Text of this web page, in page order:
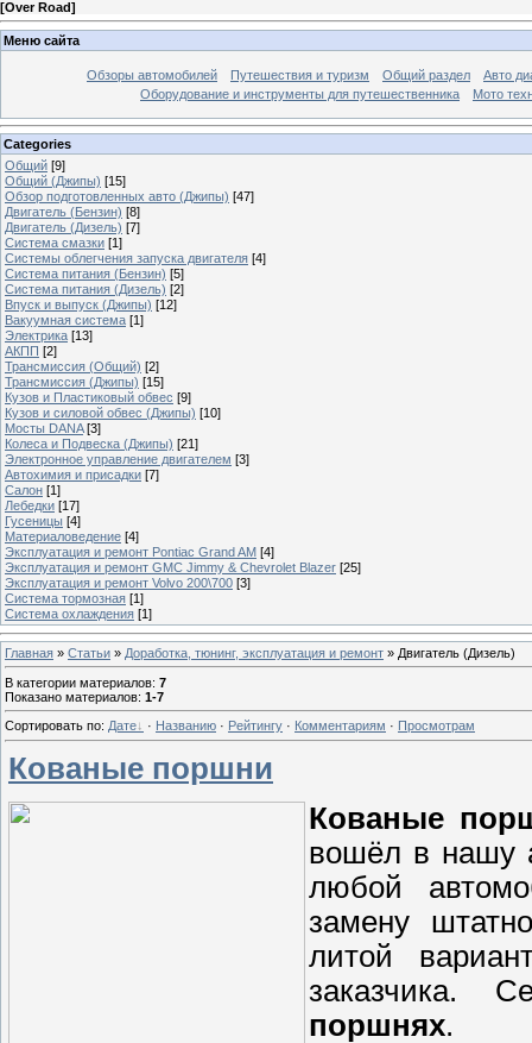
[Over Road]
Меню сайта
Обзоры автомобилей Путешествия и туризм Общий раздел
Авто
Оборудование и инструменты для путешественника
Мото
Categories
Общий [9]
Общий (Джипы) [15]
Обзор подготовленных авто (Джипы) [47]
Двигатель (Бензин) [8]
Двигатель (Дизель) [7]
Система смазки [1]
Системы облегчения запуска двигателя [4]
Система питания (Бензин) [5]
Система питания (Дизель) [2]
Впуск и выпуск (Джипы) [12]
Вакуумная система [1]
Электрика [13]
АКПП [2]
Трансмиссия (Общий) [2]
Трансмиссия (Джипы) [15]
Кузов и Пластиковый обвес [9]
Кузов и силовой обвес (Джипы) [10]
Мосты DANA [3]
Колеса и Подвеска (Джипы) [21]
Электронное управление двигателем [3]
Автохимия и присадки [7]
Салон [1]
Лебедки [17]
Гусеницы [4]
Материаловедение [4]
Эксплуатация и ремонт Pontiac Grand AM [4]
Эксплуатация и ремонт GMC Jimmy & Chevrolet Blazer [25]
Эксплуатация и ремонт Volvo 200\700 [3]
Система тормозная [1]
Система охлаждения [1]
Главная » Статьи » Доработка, тюнинг, эксплуатация и ремонт » Двигатель (Дизель)
В категории материалов: 7
Показано материалов: 1-7
Сортировать по: Дате · Названию · Рейтингу · Комментариям · Просмотрам
Кованые поршни
Кованые
вошёл в нашу
любой
замену
литой
заказчика.
поршнях.